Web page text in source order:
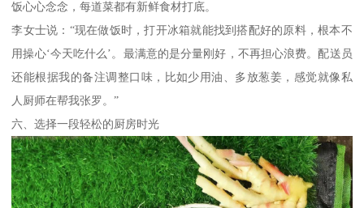
饭心心念念，每道菜都有新鲜食材打底。
李女士说：“现在做饭时，打开冰箱就能找到搭配好的原料，根本不
用操心‘今天吃什么’。最满意的是分量刚好，不再担心浪费。配送员
还能根据我的备注调整口味，比如少用油、多放葱姜，感觉就像私
人厨师在帮我张罗。”
六、选择一段轻松的厨房时光